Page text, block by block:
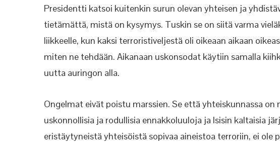
Presidentti katsoi kuitenkin surun olevan yhteisen ja
tietämättä, mistä on kysymys. Tuskin se on siitä varma
liikkeelle, kun kaksi terroristiveljestä oli oikeaan aikaan
miten ne tehdään. Aikanaan uskonsodat käytiin samalla
uutta auringon alla.
Ongelmat eivät poistu marssien. Se että yhteiskunnassa
uskonnollisia ja rodullisia ennakkoluuloja ja Isisin kaltaisia
eristäytyneistä yhteisöistä sopivaa aineistoa terroriin, ei ole